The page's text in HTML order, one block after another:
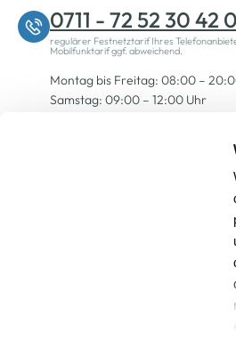
0711 - 72 52 30 42
regulärer Festnetztarif Ihres
Mobilfunktarif ggf. abweichend.
Montag bis Freitag: 08:00 –
Samstag: 09:00 – 12:00 Uhr